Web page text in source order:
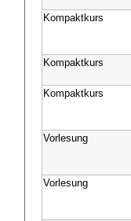
Kompaktkurs
Kompaktkurs
Kompaktkurs
Vorlesung
Vorlesung